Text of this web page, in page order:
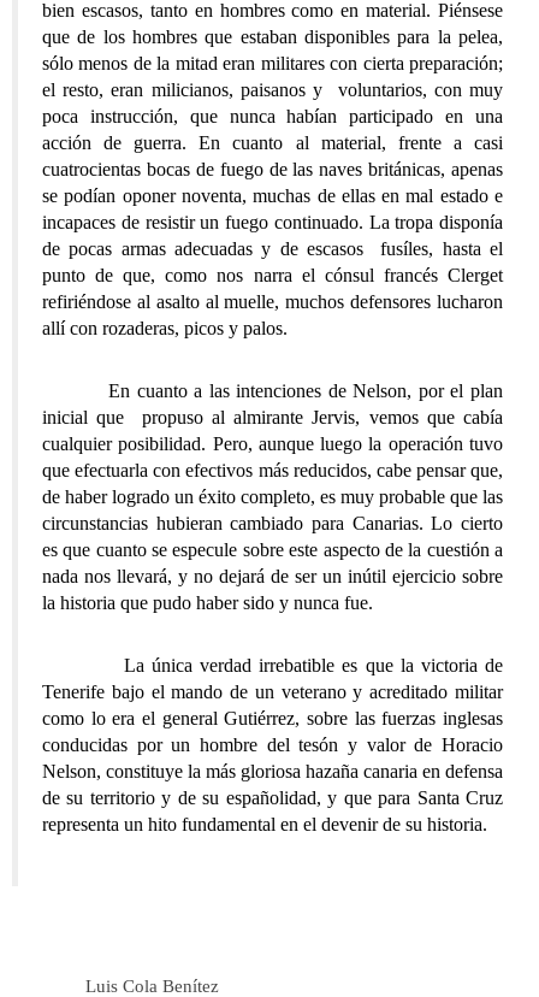
bien escasos, tanto en hombres como en material. Piénsese
que de los hombres que estaban disponibles para la pelea,
sólo menos de la mitad eran militares con cierta preparación;
el resto, eran milicianos, paisanos y voluntarios, con muy
poca instrucción, que nunca habían participado en una
acción de guerra. En cuanto al material, frente a casi
cuatrocientas bocas de fuego de las naves británicas, apenas
se podían oponer noventa, muchas de ellas en mal estado e
incapaces de resistir un fuego continuado. La tropa disponía
de pocas armas adecuadas y de escasos fusíles, hasta el
punto de que, como nos narra el cónsul francés Clerget
refiriéndose al asalto al muelle, muchos defensores lucharon
allí con rozaderas, picos y palos.
En cuanto a las intenciones de Nelson, por el plan
inicial que propuso al almirante Jervis, vemos que cabía
cualquier posibilidad. Pero, aunque luego la operación tuvo
que efectuarla con efectivos más reducidos, cabe pensar que,
de haber logrado un éxito completo, es muy probable que las
circunstancias hubieran cambiado para Canarias. Lo cierto
es que cuanto se especule sobre este aspecto de la cuestión a
nada nos llevará, y no dejará de ser un inútil ejercicio sobre
la historia que pudo haber sido y nunca fue.
La única verdad irrebatible es que la victoria de
Tenerife bajo el mando de un veterano y acreditado militar
como lo era el general Gutiérrez, sobre las fuerzas inglesas
conducidas por un hombre del tesón y valor de Horacio
Nelson, constituye la más gloriosa hazaña canaria en defensa
de su territorio y de su españolidad, y que para Santa Cruz
representa un hito fundamental en el devenir de su historia.
Luis Cola Benítez